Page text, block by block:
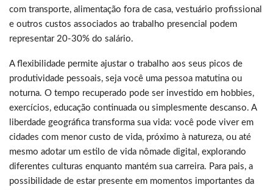
com transporte, alimentação fora de casa, vestuário profissional
e outros custos associados ao trabalho presencial podem
representar 20-30% do salário.
A flexibilidade permite ajustar o trabalho aos seus picos de
produtividade pessoais, seja você uma pessoa matutina ou
noturna. O tempo recuperado pode ser investido em hobbies,
exercícios, educação continuada ou simplesmente descanso. A
liberdade geográfica transforma sua vida: você pode viver em
cidades com menor custo de vida, próximo à natureza, ou até
mesmo adotar um estilo de vida nômade digital, explorando
diferentes culturas enquanto mantém sua carreira. Para pais, a
possibilidade de estar presente em momentos importantes da